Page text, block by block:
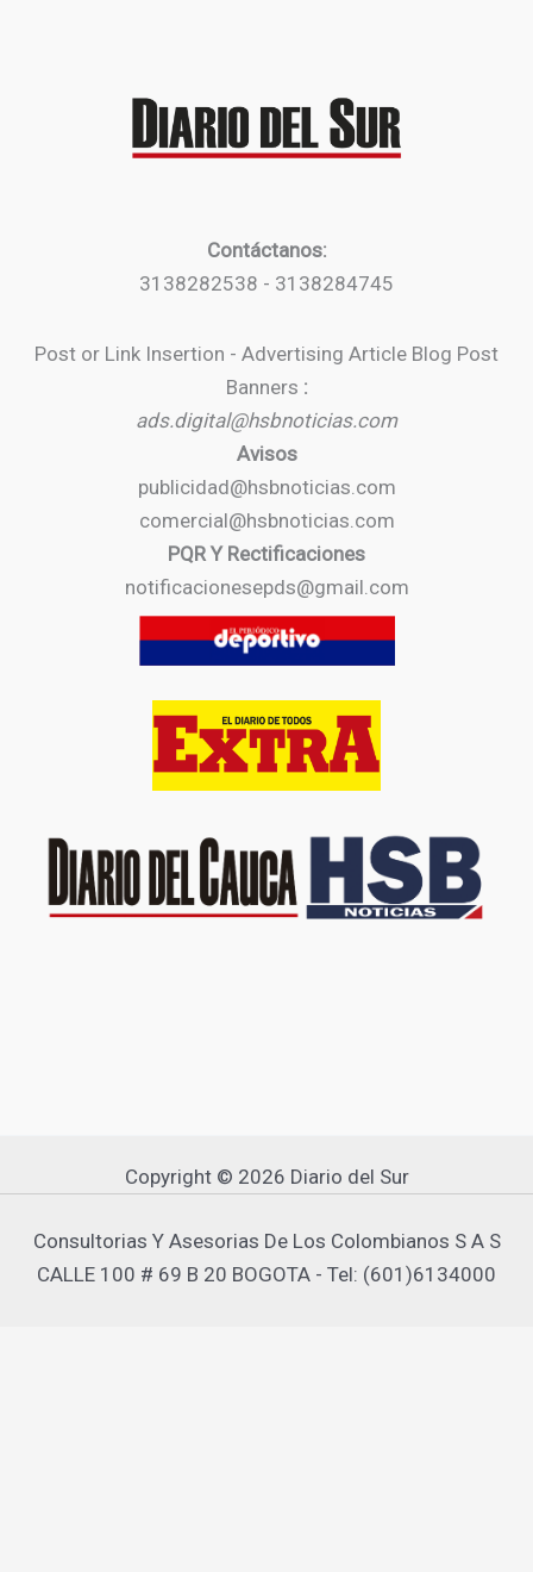
Contáctanos:
3138282538 - 3138284745
Post or Link Insertion - Advertising Article Blog Post
Banners :
ads.digital@hsbnoticias.com
Avisos
publicidad@hsbnoticias.com
comercial@hsbnoticias.com
PQR Y Rectificaciones
notificacionesepds@gmail.com
Copyright © 2026 Diario del Sur
Consultorias Y Asesorias De Los Colombianos S A S
CALLE 100 # 69 B 20 BOGOTA - Tel: (601)6134000